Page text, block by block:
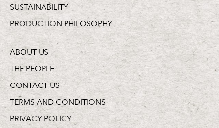
SUSTAINABILITY
PRODUCTION PHILOSOPHY
ABOUT US
THE PEOPLE
CONTACT US
TERMS AND CONDITIONS
PRIVACY POLICY